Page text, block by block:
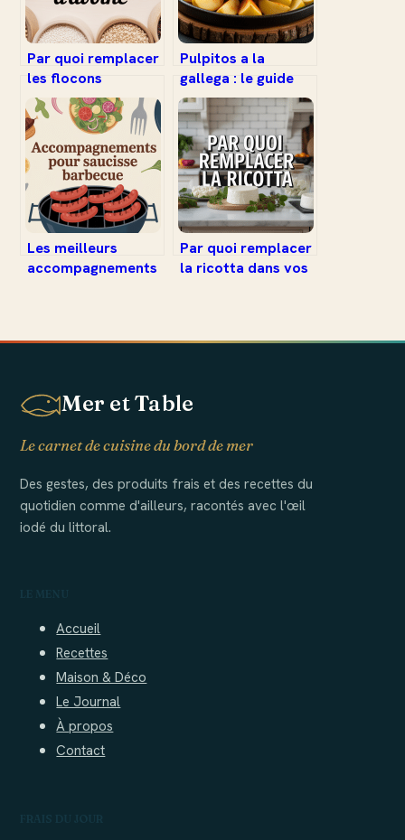
Par quoi remplacer
les flocons
d’avoine :
alternatives
gourmandes et
adaptées
Pulpitos a la
gallega : le guide
complet pour
savourer ce délice
espagnol
Les meilleurs
accompagnements
conseils pratiques
Par quoi remplacer
la ricotta dans vos
Mer et Table
Le carnet de cuisine du bord de mer
Des gestes, des produits frais et des recettes du
quotidien comme d'ailleurs, racontés avec l'œil
iodé du littoral.
Accueil
Recettes
Maison & Déco
Le Journal
À propos
Contact